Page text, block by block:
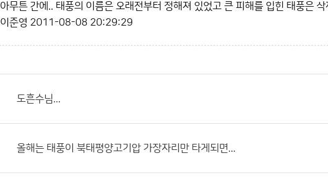
아무튼 간에.. 태풍의 이름은 오래전부터 정해져 있었고 큰 피해를 입힌 태풍은
이준영 2011-08-08 20:29:29
도흔수님...
올해는 태풍이 북태평양고기압 가장자리만 타게되면...